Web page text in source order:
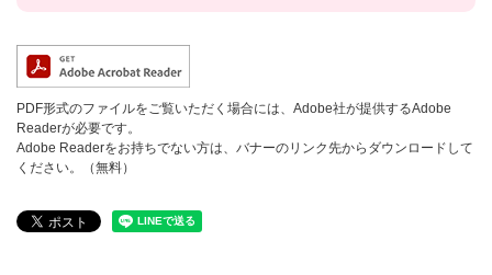
PDF形式のファイルをご覧いただく場合には、Adobe社が提供するAdobe
Readerが必要です。
Adobe Readerをお持ちでない方は、バナーのリンク先からダウンロードして
ください。（無料）